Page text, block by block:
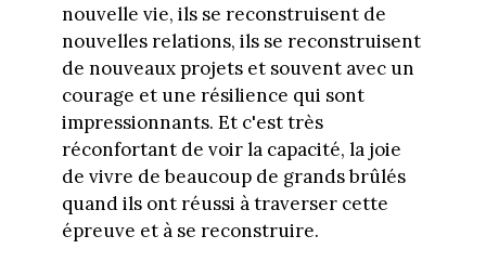
nouvelle vie, ils se reconstruisent de
nouvelles relations, ils se reconstruisent
de nouveaux projets et souvent avec un
courage et une résilience qui sont
impressionnants. Et c'est très
réconfortant de voir la capacité, la joie
de vivre de beaucoup de grands brûlés
quand ils ont réussi à traverser cette
épreuve et à se reconstruire.